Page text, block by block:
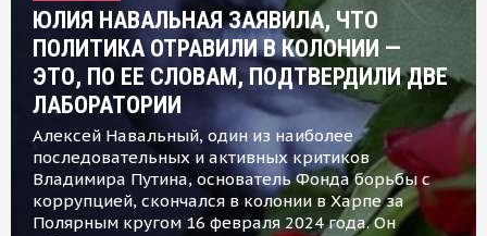
ЮЛИЯ НАВАЛЬНАЯ ЗАЯВИЛА, ЧТО
ПОЛИТИКА ОТРАВИЛИ В КОЛОНИИ —
ЭТО, ПО ЕЕ СЛОВАМ, ПОДТВЕРДИЛИ ДВЕ
ЛАБОРАТОРИИ
Алексей Навальный, один из наиболее
последовательных и активных критиков
Владимира Путина, основатель Фонда борьбы с
коррупцией, скончался в колонии в Харпе за
Полярным кругом 16 февраля 2024 года. Он